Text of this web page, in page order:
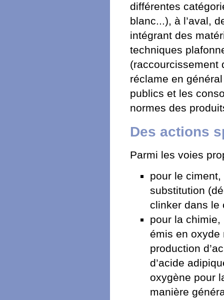
différentes
blanc...), à l’aval,
intégrant des
techniques
(raccourcissement
réclame en
publics et les
normes des
Des actions
Parmi les voies
pour le ciment,
substitution
clinker dans le
pour la chimie,
émis en oxyde
production
d’acide
oxygène pour
manière